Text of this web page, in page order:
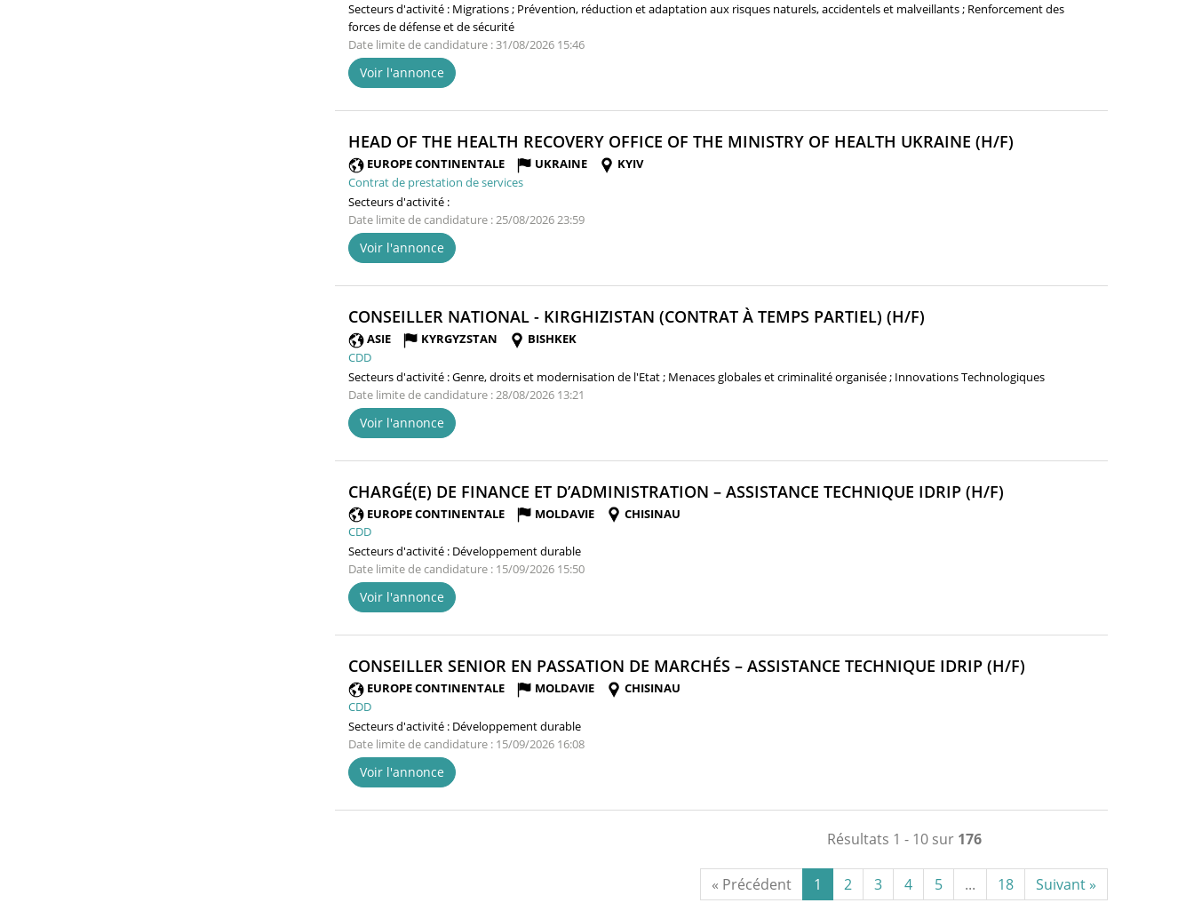
Secteurs d'activité : Migrations ; Prévention, réduction et adaptation aux risques naturels, accidentels et malveillants ; Renforcement des
forces de défense et de sécurité
Date limite de candidature : 31/08/2026 15:46
Voir l'annonce
HEAD OF THE HEALTH RECOVERY OFFICE OF THE MINISTRY OF HEALTH UKRAINE (H/F)
EUROPE CONTINENTALE UKRAINE
KYIV
Contrat de prestation de services
Secteurs d'activité :
Date limite de candidature : 25/08/2026 23:59
Voir l'annonce
CONSEILLER NATIONAL - KIRGHIZISTAN (CONTRAT À TEMPS PARTIEL) (H/F)
ASIE KYRGYZSTAN
BISHKEK
CDD
Secteurs d'activité :Genre, droits et modernisation de l'Etat ; Menaces globales et criminalité organisée ; Innovations Technologiques
Date limite de candidature : 28/08/2026 13:21
Voir l'annonce
CHARGÉ(E) DE FINANCE ET D’ADMINISTRATION – ASSISTANCE TECHNIQUE IDRIP (H/F)
EUROPE CONTINENTALE MOLDAVIE
CHISINAU
CDD
Secteurs d'activité : Développement durable
Date limite de candidature : 15/09/2026 15:50
Voir l'annonce
CONSEILLER SENIOR EN PASSATION DE MARCHÉS – ASSISTANCE TECHNIQUE IDRIP (H/F)
EUROPE CONTINENTALE MOLDAVIE
CHISINAU
CDD
Secteurs d'activité : Développement durable
Date limite de candidature : 15/09/2026 16:08
Voir l'annonce
Résultats 1 - 10 sur 176
« Précédent 1 2 3 4 5 ... 18 Suivant »